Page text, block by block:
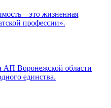
– это жизненная
профессии».
АП Воронежской области
единства.